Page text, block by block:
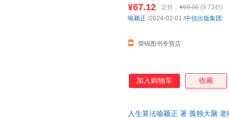
¥67.12 定价： ¥69.00 (9.73折)
荣锦图书专营店
喻颖正 /2024-02-01 /中信出版集团
加入购物车 收藏
人生算法喻颖正 著 孤独大脑